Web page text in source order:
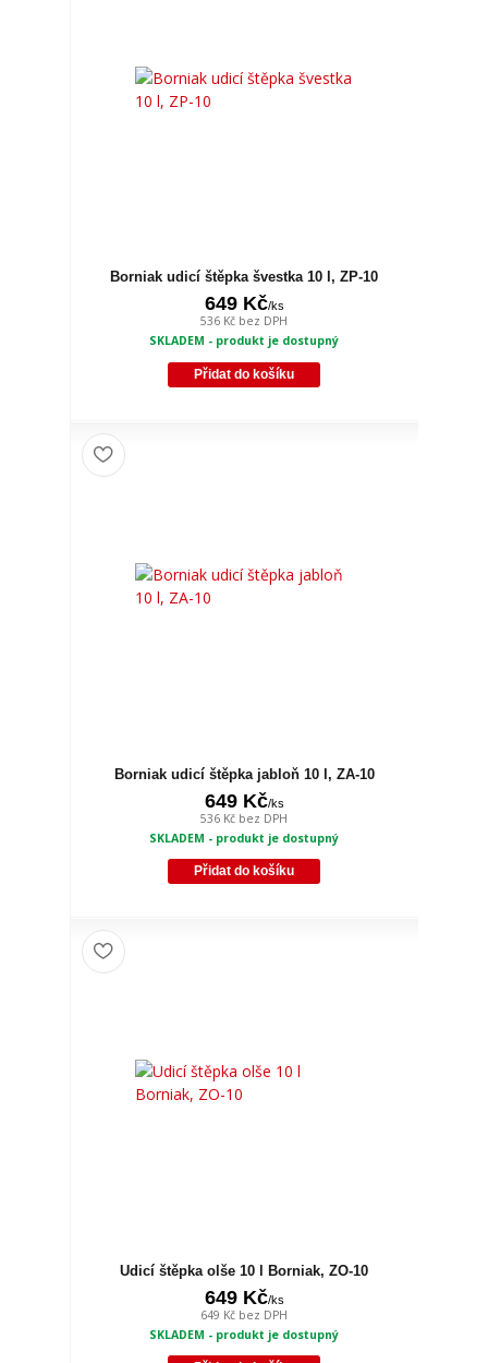
Borniak udicí štěpka švestka 10 l, ZP-10
649 Kč/ks
536 Kč bez DPH
SKLADEM - produkt je dostupný
Přidat do košíku
Borniak udicí štěpka jabloň 10 l, ZA-10
649 Kč/ks
536 Kč bez DPH
SKLADEM - produkt je dostupný
Přidat do košíku
Udicí štěpka olše 10 l Borniak, ZO-10
649 Kč/ks
649 Kč bez DPH
SKLADEM - produkt je dostupný